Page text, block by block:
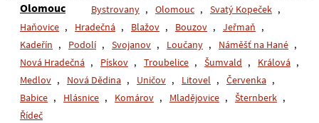
Olomouc Bystrovany , Olomouc , Svatý Kopeček ,
Haňovice , Hradečná , Blažov , Bouzov , Jeřmaň ,
Kadeřín , Podolí , Svojanov , Loučany , Náměšť na Hané ,
Nová Hradečná , Pískov , Troubelice , Šumvald , Králová ,
Medlov , Nová Dědina , Uničov , Litovel , Červenka ,
Babice , Hlásnice , Komárov , Mladějovice , Šternberk ,
Řídeč